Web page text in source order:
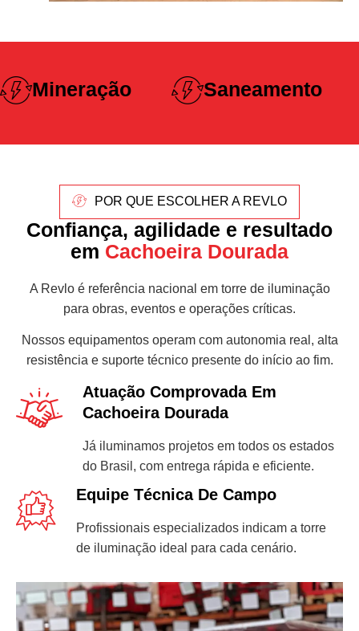
Saneamento
Construção
Pesada
POR QUE ESCOLHER A REVLO
Confiança, agilidade e resultado
em Cachoeira Dourada
A Revlo é referência nacional em torre de iluminação
para obras, eventos e operações críticas.
Nossos equipamentos operam com autonomia real, alta
resistência e suporte técnico presente do início ao fim.
Atuação Comprovada Em
Cachoeira Dourada
Já iluminamos projetos em todos os estados
do Brasil, com entrega rápida e eficiente.
Equipe Técnica De Campo
Profissionais especializados indicam a torre
de iluminação ideal para cada cenário.